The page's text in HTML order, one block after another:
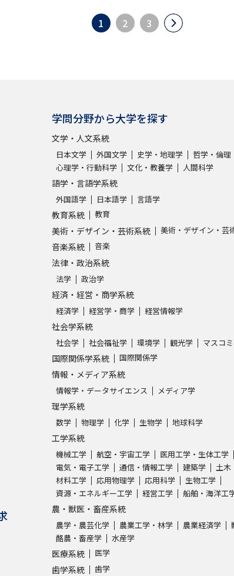
1 2 3
学問分野から大学を探す
文学・人文系統
日本文学 外国文学 史学・地理学
哲学・倫理
心理学・行動科学
文化・教養学 人間科学
語学・言語学系統
外国語学 日本語学 言語学
教育系統 教育
美術・デザイン・芸術系統 美術・デザイン・芸
音楽系統 音楽
法律・政治系統
法学 政治学
経済・経営・商学系統
経済学 経営学・商学 経営情報学
社会学系統
社会学 社会福祉学 環境学 観光学 マスコ
国際関係学系統 国際関係学
情報・メディア系統
情報学・データサイエンス メディア学
理学系統
数学 物理学 化学 生物学 地球科学
工学系統
機械工学 航空・宇宙工学
医用工学・生体工学
電気・電子工学
通信・情報工学 建築学
土木
材料工学
応用物理学 応用科学
生物工学
資源・エネルギー工学
経営工学 船舶・海洋工
農・獣医・畜産系統
農学・農芸化学 農業工学・林学 農業経済学
酪農・畜産学
水産学
医療系統 医学
歯学系統 歯学